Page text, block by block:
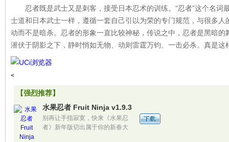
忍者既是武士又是刺客，接受日本忍术的训练。“忍者”这个名词
士道和日本武士一样，遵循一套自己引以为荣的专门规范，与很多
动而不是暗杀。忍者的形象一直比较神秘，传说之中，忍者是黑暗
潜伏于阴影之下，静时悄如无物、动则雷霆万钧、一击必杀。真是这
<
【强烈推荐】
水果忍者 Fruit Ninja v1.9.3
别再让手指寂寞，快来《水果忍
者》新年版切出属于你的新春大